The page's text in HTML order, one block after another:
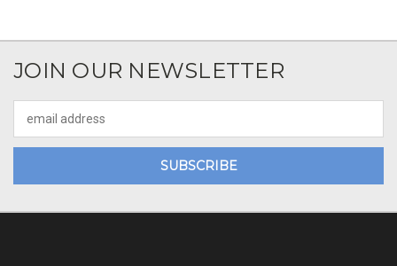
JOIN OUR NEWSLETTER
Address